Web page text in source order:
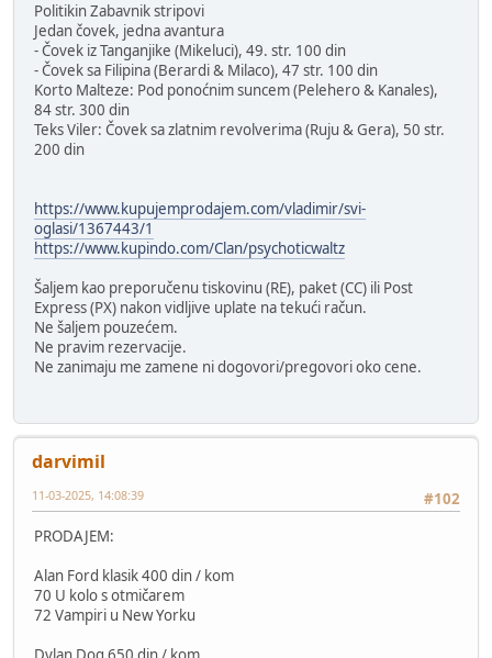
Politikin Zabavnik stripovi
Jedan čovek, jedna avantura
- Čovek iz Tanganjike (Mikeluci), 49. str. 100 din
- Čovek sa Filipina (Berardi & Milaco), 47 str. 100 din
Korto Malteze: Pod ponoćnim suncem (Pelehero & Kanales),
84 str. 300 din
Teks Viler: Čovek sa zlatnim revolverima (Ruju & Gera), 50 str.
200 din
https://www.kupujemprodajem.com/vladimir/svi-
oglasi/1367443/1
https://www.kupindo.com/Clan/psychoticwaltz
Šaljem kao preporučenu tiskovinu (RE), paket (CC) ili Post
Express (PX) nakon vidljive uplate na tekući račun.
Ne šaljem pouzećem.
Ne pravim rezervacije.
Ne zanimaju me zamene ni dogovori/pregovori oko cene.
darvimil
#102
11-03-2025, 14:08:39
PRODAJEM:
Alan Ford klasik 400 din / kom
70 U kolo s otmičarem
72 Vampiri u New Yorku